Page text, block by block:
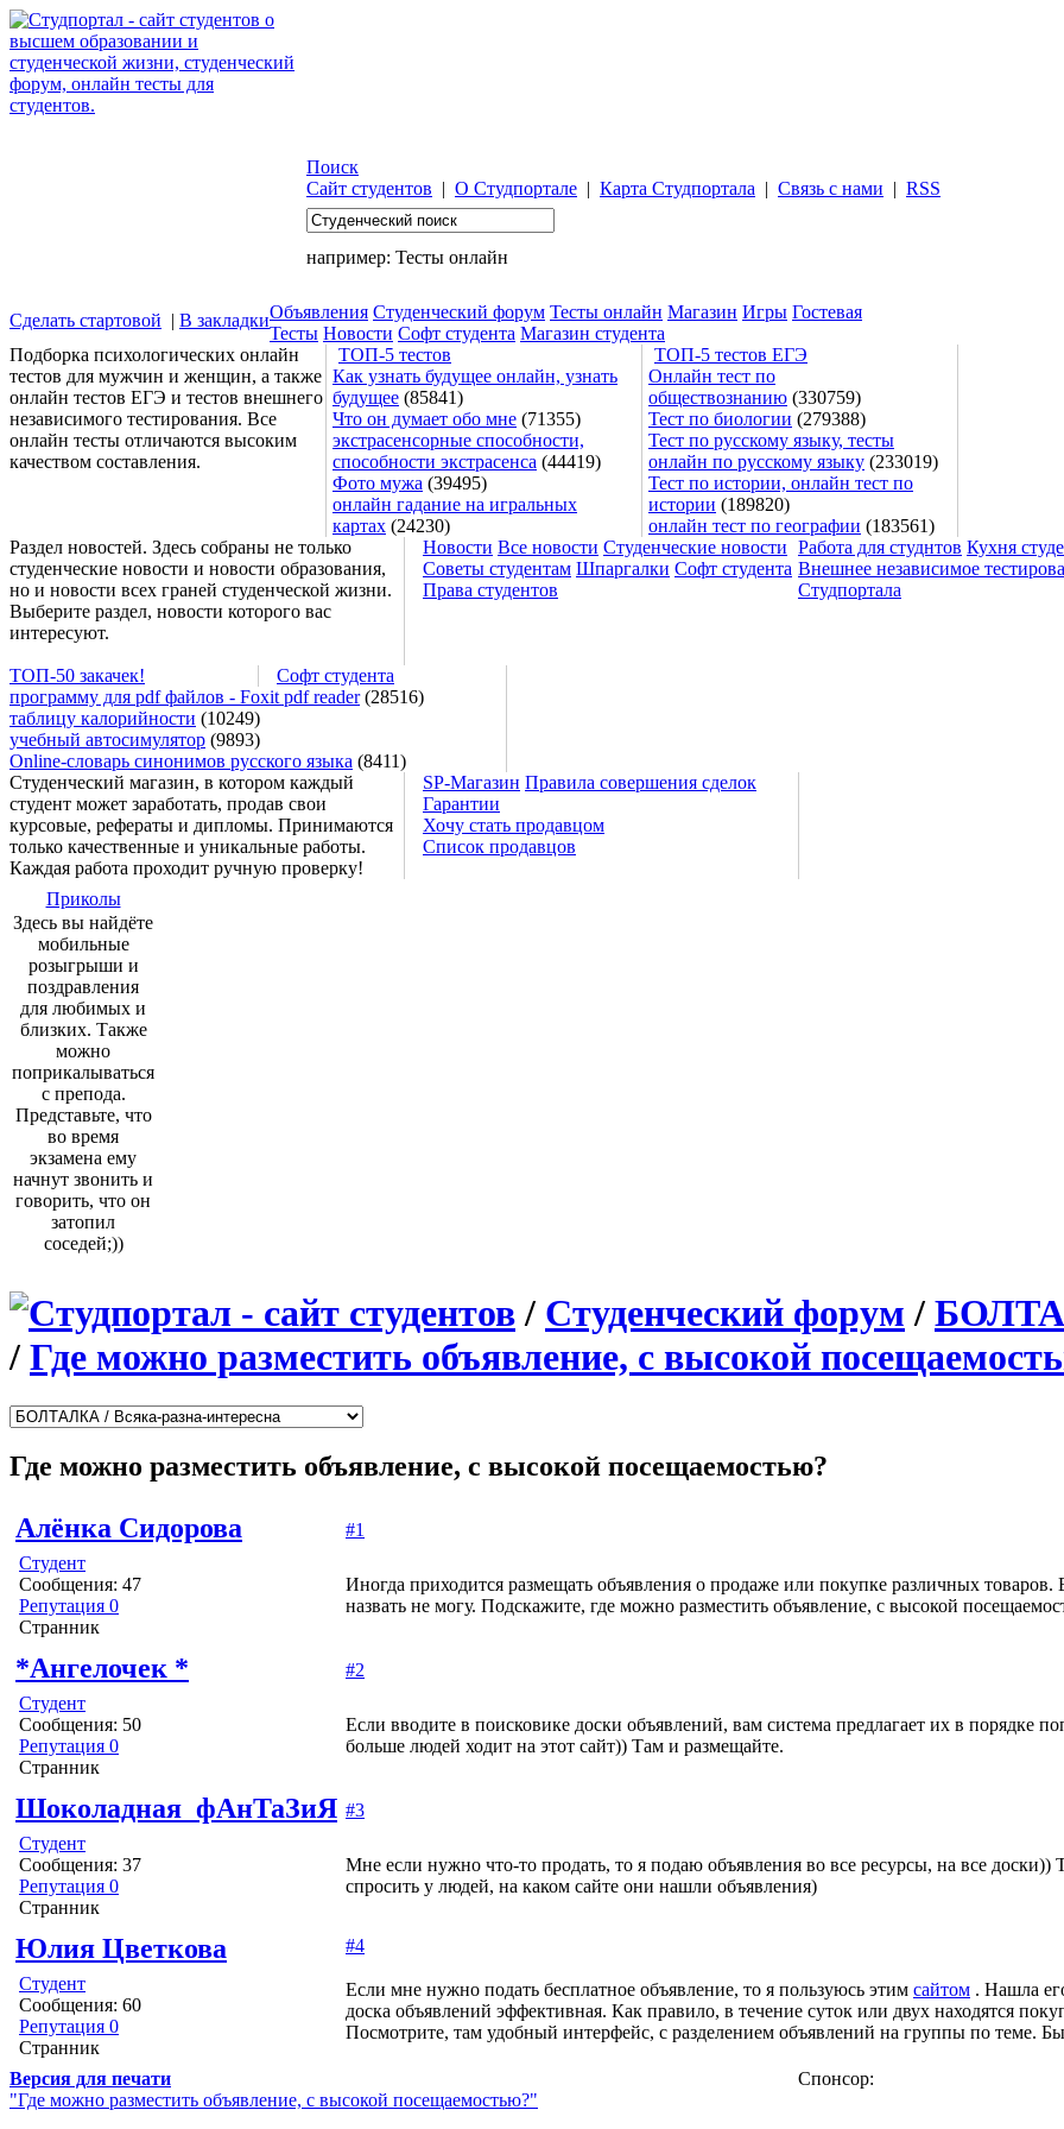
Поиск
Сайт студентов | О Студпортале | Карта Студпортала | Связь с нами | RSS
например: Тесты онлайн
Сделать стартовой | В закладкиОбъявления Студенческий форум Тесты онлайн Магазин Игры Гостевая
Тесты Новости Софт студента Магазин студента
Подборка психологических онлайн
тестов для мужчин и женщин, а также
онлайн тестов ЕГЭ и тестов внешнего
независимого тестирования. Все
онлайн тесты отличаются высоким
качеством составления.
ТОП-5 тестов
ТОП-5 тестов ЕГЭ
Как узнать будущее онлайн, узнать
будущее (85841)
Что он думает обо мне (71355)
экстрасенсорные способности,
способности экстрасенса (44419)
Фото мужа (39495)
онлайн гадание на игральных
картах (24230)
Онлайн тест по
обществознанию (330759)
Тест по биологии (279388)
Тест по русскому языку, тесты
онлайн по русскому языку (233019)
Тест по истории, онлайн тест по
истории (189820)
онлайн тест по географии (183561)
Раздел новостей. Здесь собраны не только
студенческие новости и новости образования,
но и новости всех граней студенческой жизни.
Выберите раздел, новости которого вас
интересуют.
Новости Все новости Студенческие новости
Советы студентам Шпаргалки Софт студента
Права студентов
Работа для студнтов Кухня
Внешнее независимое
Студпортала
ТОП-50 закачек!
Софт студента
программу для pdf файлов - Foxit pdf reader(28516)
таблицу калорийности (10249)
учебный автосимулятор (9893)
Online-словарь синонимов русского языка (8411)
Студенческий магазин, в котором каждый
студент может заработать, продав свои
курсовые, рефераты и дипломы. Принимаются
только качественные и уникальные работы.
Каждая работа проходит ручную проверку!
SP-Магазин Правила совершения сделок
Гарантии
Хочу стать продавцом
Список продавцов
Приколы
Здесь вы найдёте
мобильные
розыгрыши и
поздравления
для любимых и
близких. Также
можно
поприкалываться
с препода.
Представьте, что
во время
экзамена ему
начнут звонить и
говорить, что он
затопил
соседей;))
/ Студенческий форум /
/ Где можно разместить объявление, с высокой
Где можно разместить объявление, с высокой посещаемостью?
Алёнка Сидорова
Студент
Сообщения: 47
Репутация 0
Странник
#1
Иногда приходится размещать объявления о продаже или покупке различных
назвать не могу. Подскажите, где можно разместить объявление, с высокой
*Ангелочек *
Студент
Сообщения: 50
Репутация 0
Странник
#2
Если вводите в поисковике доски объявлений, вам система предлагает их в порядке
больше людей ходит на этот сайт)) Там и размещайте.
Шоколадная_фАнТаЗиЯ
Студент
Сообщения: 37
Репутация 0
Странник
#3
Мне если нужно что-то продать, то я подаю объявления во все ресурсы, на все
спросить у людей, на каком сайте они нашли объявления)
Юлия Цветкова
Студент
Сообщения: 60
Репутация 0
Странник
#4
Если мне нужно подать бесплатное объявление, то я пользуюсь этим сайтом . Нашла
доска объявлений эффективная. Как правило, в течение суток или двух находятся
Посмотрите, там удобный интерфейс, с разделением объявлений на группы по теме.
Версия для печати
"Где можно разместить объявление, с высокой посещаемостью?"
Спонсор: